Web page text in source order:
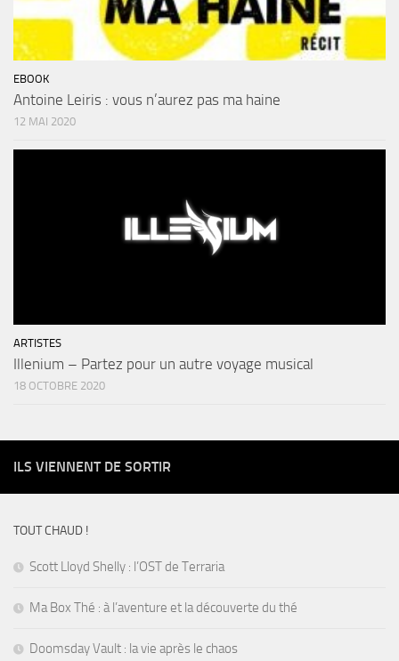
EBOOK
Antoine Leiris : vous n’aurez pas ma haine
12 MAI 2020
ARTISTES
Illenium – Partez pour un autre voyage musical
18 OCTOBRE 2020
ILS VIENNENT DE SORTIR
TOUT CHAUD !
Scott Lloyd Shelly : l’OST de Terraria
Ma Box Thé : à l’aventure et la découverte du thé
Doomsday Vault : la vie après le chaos